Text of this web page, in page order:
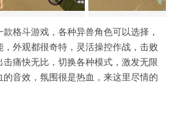
格斗游戏，各种异兽角色可以选择，
外观都很奇特，灵活操控作战，击败
击痛快无比，切换各种模式，激发无限
的音效，氛围很是热血，来这里尽情的